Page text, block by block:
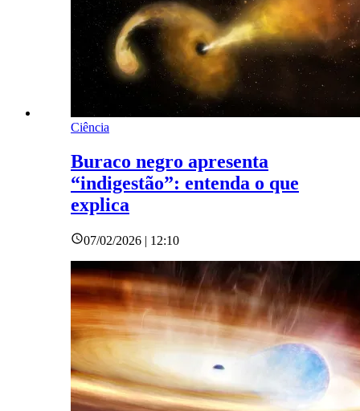
Ciência
Buraco negro apresenta
“indigestão”: entenda o que
explica
07/02/2026 | 12:10